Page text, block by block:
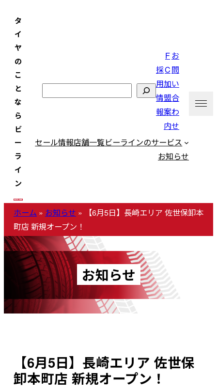
タ
イ
ヤ
の
こ
と
な
ら
ビ
ー
ラ
イ
ン
採
用
情
報
F
C
加
盟
案
内
お
問
い
合
わ
せ
セール情報店舗一覧ビーラインのサービス
お知らせ
ホーム » お知らせ »
【6月5日】長崎エリア 佐世保卸本
町店 新規オープン！
お知らせ
【6月5日】長崎エリア 佐世保
卸本町店 新規オープン！